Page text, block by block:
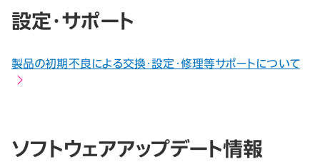
設定・サポート
製品の初期不良による交換・設定・修理等サポートについて
ソフトウェアアップデート情報